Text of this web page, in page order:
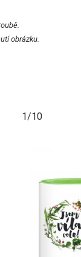
obrázku.
1/10